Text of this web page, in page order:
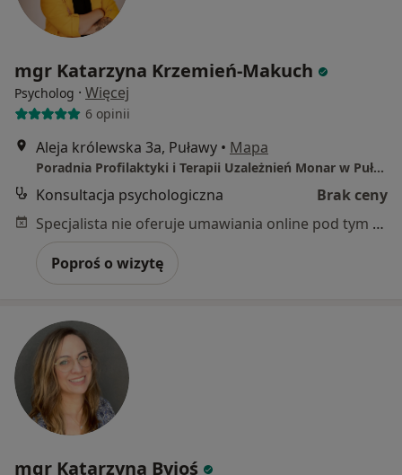
mgr Katarzyna Krzemień-Makuch
Psycholog · Więcej
6 opinii
Aleja królewska 3a, Puławy • Mapa
Poradnia Profilaktyki i Terapii Uzależnień Monar w Puławach
Konsultacja psychologiczna
Brak ceny
Specjalista nie oferuje umawiania online pod tym adresem.
Poproś o wizytę
mgr Katarzyna Byjoś